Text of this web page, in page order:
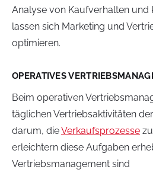
Analyse von Kaufverhalten und
lassen sich Marketing und
optimieren.
OPERATIVES
Beim operativen
täglichen Vertriebsaktivitäten
darum, dieVerkaufsprozesse
erleichtern diese Aufgaben
Vertriebsmanagement sind